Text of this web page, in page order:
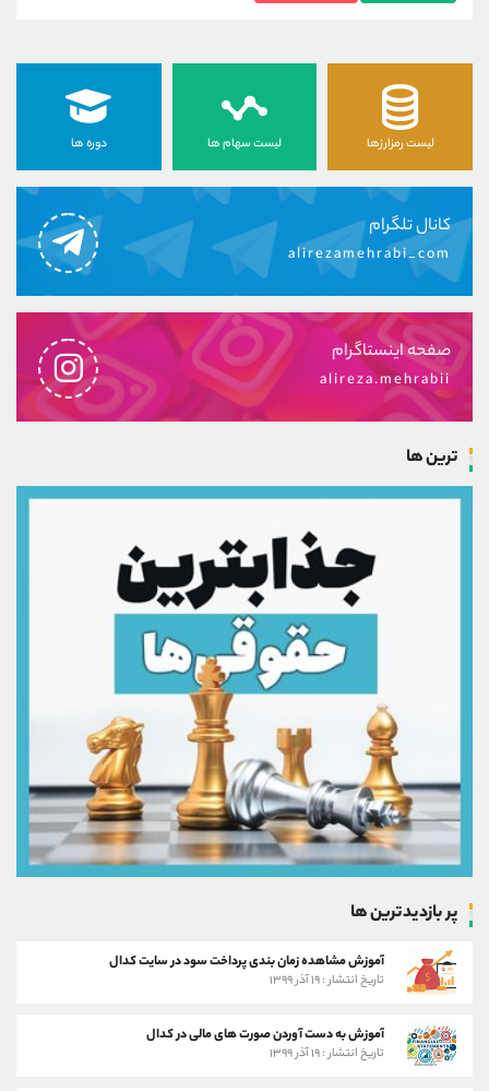
لیست رمزارزها لیست سهام ها دوره ها
کانال تلگرام
alirezamehrabi_com
صفحه اینستاگرام
alireza.mehrabii
ترین ها
پر بازدیدترین ها
آموزش مشاهده زمان بندی پرداخت سود در سایت کدال
تاریخ انتشار : ۱۹ آذر ۱۳۹۹
آموزش به دست آوردن صورت های مالی در کدال
تاریخ انتشار : ۱۹ آذر ۱۳۹۹